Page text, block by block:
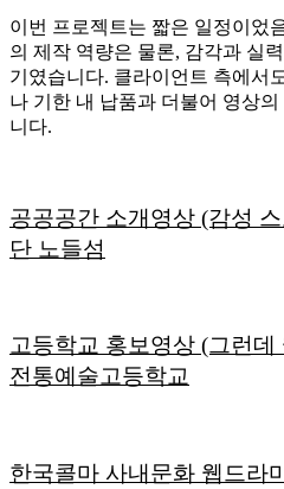
이번 프로젝트는 짧은 일정이었
의 제작 역량은 물론, 감각과 실
기였습니다. 클라이언트 측에서
나 기한 내 납품과 더불어 영상
니다.
공공공간 소개영상 (감성
단 노들섬
고등학교 홍보영상 (그런데
전통예술고등학교
한국콜마 사내문화 웹드라